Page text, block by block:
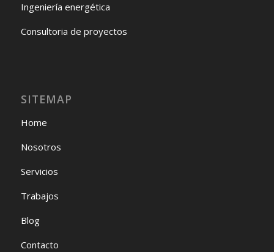
Ingeniería energética
Consultoria de proyectos
SITEMAP
Home
Nosotros
Servicios
Trabajos
Blog
Contacto